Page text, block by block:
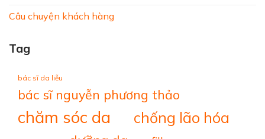
Câu chuyện khách hàng
Tag
bác sĩ da liễu
bác sĩ nguyễn phương thảo
chăm sóc da chống lão hóa